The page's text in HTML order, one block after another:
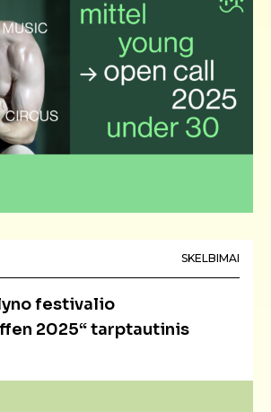
SKELBIMAI
festivalio
2025“ tarptautinis